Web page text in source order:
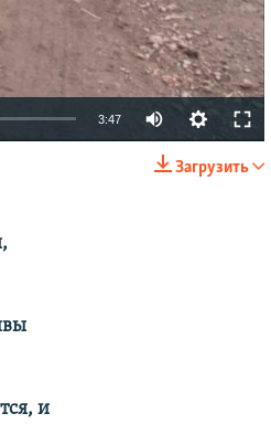
SHARE
3:47
Загрузить
и